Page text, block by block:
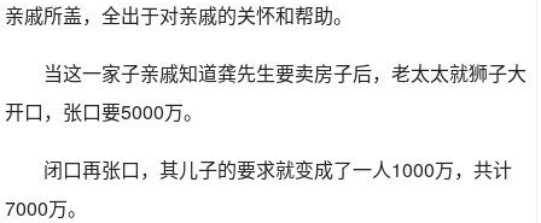
亲戚所盖，全出于对亲戚的关怀和帮助。
当这一家子亲戚知道龚先生要卖房子后，老太太就狮子大
开口，张口要5000万。
闭口再张口，其儿子的要求就变成了一人1000万，共计
7000万。